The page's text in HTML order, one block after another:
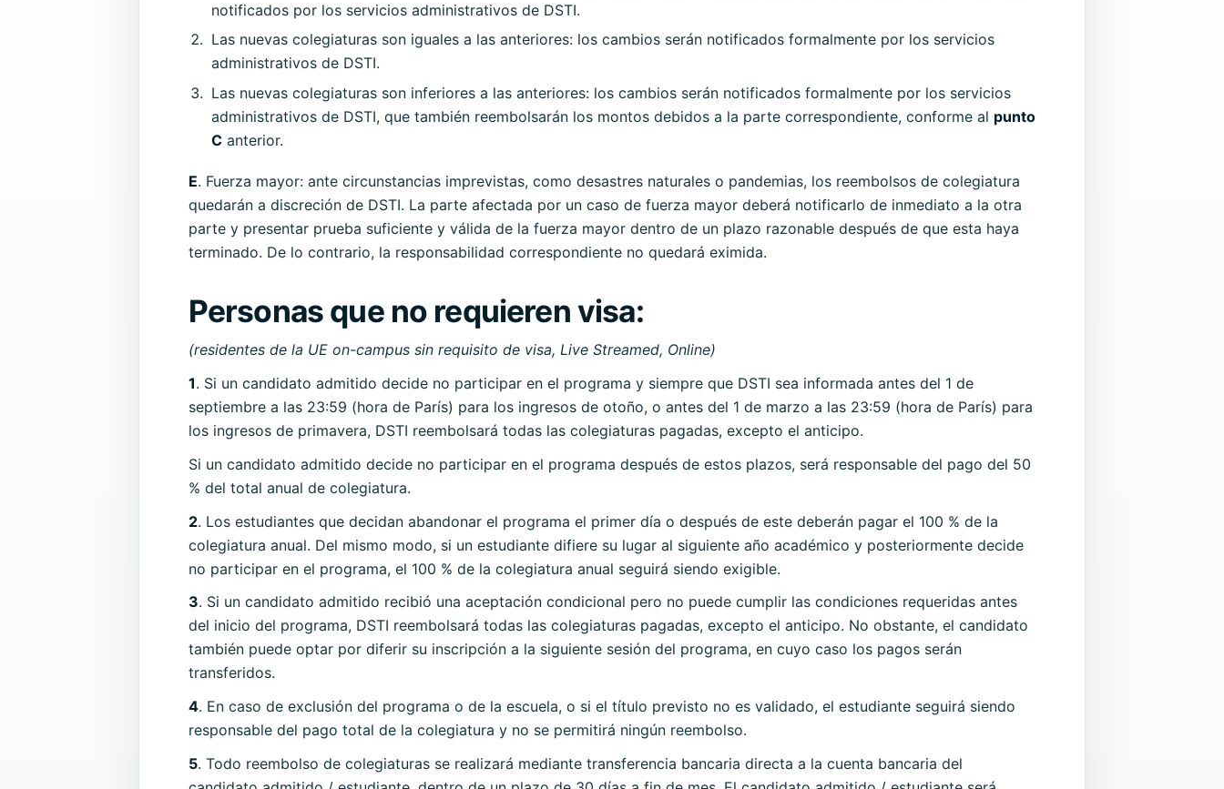
notificados por los servicios administrativos de DSTI.
Las nuevas colegiaturas son iguales a las anteriores: los cambios serán notificados formalmente por los servicios
administrativos de DSTI.
Las nuevas colegiaturas son inferiores a las anteriores: los cambios serán notificados formalmente por los servicios
administrativos de DSTI, que también reembolsarán los montos debidos a la parte correspondiente, conforme al punto
Canterior.
E. Fuerza mayor: ante circunstancias imprevistas, como desastres naturales o pandemias, los reembolsos de colegiatura
quedarán a discreción de DSTI. La parte afectada por un caso de fuerza mayor deberá notificarlo de inmediato a la otra
parte y presentar prueba suficiente y válida de la fuerza mayor dentro de un plazo razonable después de que esta haya
terminado. De lo contrario, la responsabilidad correspondiente no quedará eximida.
Personas que no requieren visa:
(residentes de la UE on-campus sin requisito de visa, Live Streamed, Online)
1. Si un candidato admitido decide no participar en el programa y siempre que DSTI sea informada antes del 1 de
septiembre a las 23:59 (hora de París) para los ingresos de otoño, o antes del 1 de marzo a las 23:59 (hora de París) para
los ingresos de primavera, DSTI reembolsará todas las colegiaturas pagadas, excepto el anticipo.
Si un candidato admitido decide no participar en el programa después de estos plazos, será responsable del pago del 50
% del total anual de colegiatura.
2. Los estudiantes que decidan abandonar el programa el primer día o después de este deberán pagar el 100 % de la
colegiatura anual. Del mismo modo, si un estudiante difiere su lugar al siguiente año académico y posteriormente decide
no participar en el programa, el 100 % de la colegiatura anual seguirá siendo exigible.
3. Si un candidato admitido recibió una aceptación condicional pero no puede cumplir las condiciones requeridas antes
del inicio del programa, DSTI reembolsará todas las colegiaturas pagadas, excepto el anticipo. No obstante, el candidato
también puede optar por diferir su inscripción a la siguiente sesión del programa, en cuyo caso los pagos serán
transferidos.
4. En caso de exclusión del programa o de la escuela, o si el título previsto no es validado, el estudiante seguirá siendo
responsable del pago total de la colegiatura y no se permitirá ningún reembolso.
5. Todo reembolso de colegiaturas se realizará mediante transferencia bancaria directa a la cuenta bancaria del